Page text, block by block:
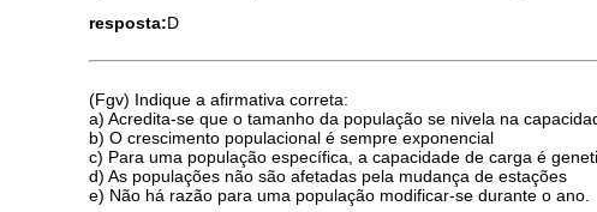
resposta:D
(Fgv) Indique a afirmativa correta:
a) Acredita-se que o tamanho da população se nivela na
b) O crescimento populacional é sempre exponencial
c) Para uma população específica, a capacidade de carga é
d) As populações não são afetadas pela mudança de estações
e) Não há razão para uma população modificar-se durante o ano.